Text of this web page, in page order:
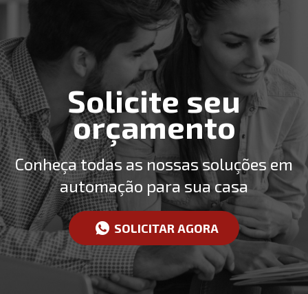
Solicite seu
orçamento
Conheça todas as nossas soluções em
automação para sua casa
SOLICITAR AGORA